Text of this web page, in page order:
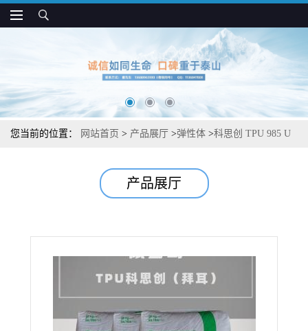
您当前的位置： 网站首页 > 产品展厅 >弹性体 >科思创 TPU 985 U
产品展厅